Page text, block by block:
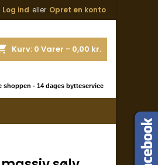
Log ind eller Opret en konto
Kurv: 0 Varer - 0,00 kr.
- 14 dages bytteservice